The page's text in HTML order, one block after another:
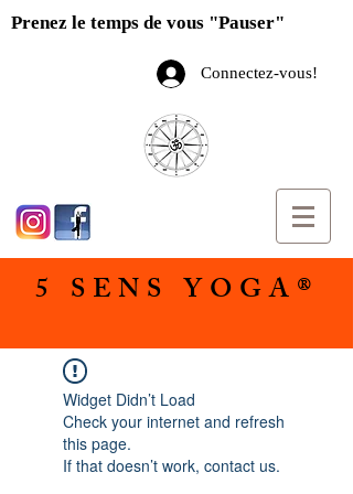
Prenez le temps de vous "Pauser"
Connectez-vous!
5 SENS YOGA®
Widget Didn’t Load
Check your internet and refresh
this page.
If that doesn’t work, contact us.